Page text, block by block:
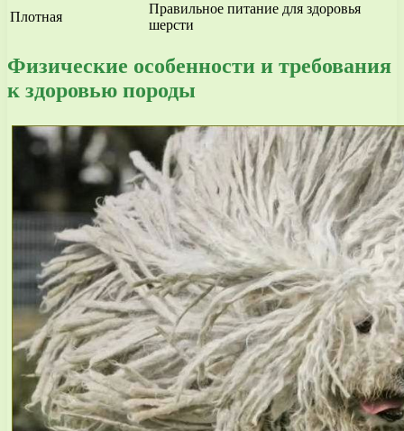
Плотная
Правильное питание для здоровья
шерсти
Физические особенности и требования
к здоровью породы